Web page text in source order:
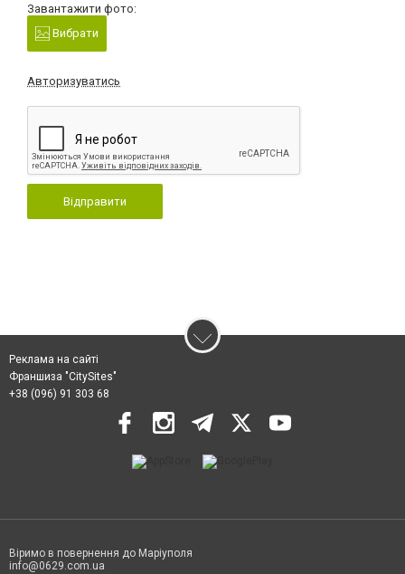
Завантажити фото:
Вибрати
Авторизуватись
Відправити
Реклама на сайті
Франшиза "CitySites"
+38 (096) 91 303 68
Віримо в повернення до Маріуполя
info@0629.com.ua